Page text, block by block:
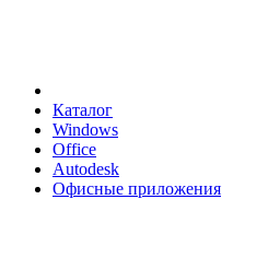
Каталог
Windows
Office
Autodesk
Офисные приложения